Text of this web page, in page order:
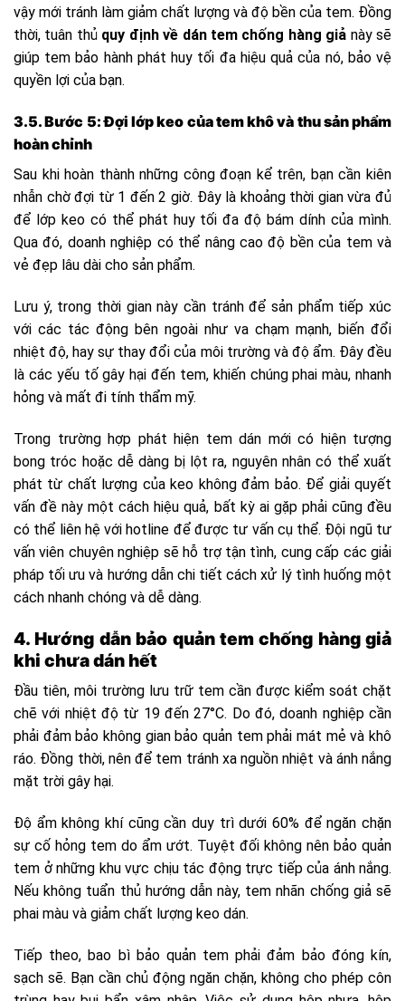
vậy mới tránh làm giảm chất lượng và độ bền của tem. Đồng
thời, tuân thủ quy định về dán tem chống hàng giả này sẽ
giúp tem bảo hành phát huy tối đa hiệu quả của nó, bảo vệ
quyền lợi của bạn.
3.5. Bước 5: Đợi lớp keo của tem khô và thu sản phẩm
hoàn chỉnh
Sau khi hoàn thành những công đoạn kể trên, bạn cần kiên
nhẫn chờ đợi từ 1 đến 2 giờ. Đây là khoảng thời gian vừa đủ
để lớp keo có thể phát huy tối đa độ bám dính của mình.
Qua đó, doanh nghiệp có thể nâng cao độ bền của tem và
vẻ đẹp lâu dài cho sản phẩm.
Lưu ý, trong thời gian này cần tránh để sản phẩm tiếp xúc
với các tác động bên ngoài như va chạm mạnh, biến đổi
nhiệt độ, hay sự thay đổi của môi trường và độ ẩm. Đây đều
là các yếu tố gây hại đến tem, khiến chúng phai màu, nhanh
hỏng và mất đi tính thẩm mỹ.
Trong trường hợp phát hiện tem dán mới có hiện tượng
bong tróc hoặc dễ dàng bị lột ra, nguyên nhân có thể xuất
phát từ chất lượng của keo không đảm bảo. Để giải quyết
vấn đề này một cách hiệu quả, bất kỳ ai gặp phải cũng đều
có thể liên hệ với hotline để được tư vấn cụ thể. Đội ngũ tư
vấn viên chuyên nghiệp sẽ hỗ trợ tận tình, cung cấp các giải
pháp tối ưu và hướng dẫn chi tiết cách xử lý tình huống một
cách nhanh chóng và dễ dàng.
4. Hướng dẫn bảo quản tem chống hàng giả
khi chưa dán hết
Đầu tiên, môi trường lưu trữ tem cần được kiểm soát chặt
chẽ với nhiệt độ từ 19 đến 27°C. Do đó, doanh nghiệp cần
phải đảm bảo không gian bảo quản tem phải mát mẻ và khô
ráo. Đồng thời, nên để tem tránh xa nguồn nhiệt và ánh nắng
mặt trời gây hại.
Độ ẩm không khí cũng cần duy trì dưới 60% để ngăn chặn
sự cố hỏng tem do ẩm ướt. Tuyệt đối không nên bảo quản
tem ở những khu vực chịu tác động trực tiếp của ánh nắng.
Nếu không tuẩn thủ hướng dẫn này, tem nhãn chống giả sẽ
phai màu và giảm chất lượng keo dán.
Tiếp theo, bao bì bảo quản tem phải đảm bảo đóng kín,
sạch sẽ. Bạn cần chủ động ngăn chặn, không cho phép côn